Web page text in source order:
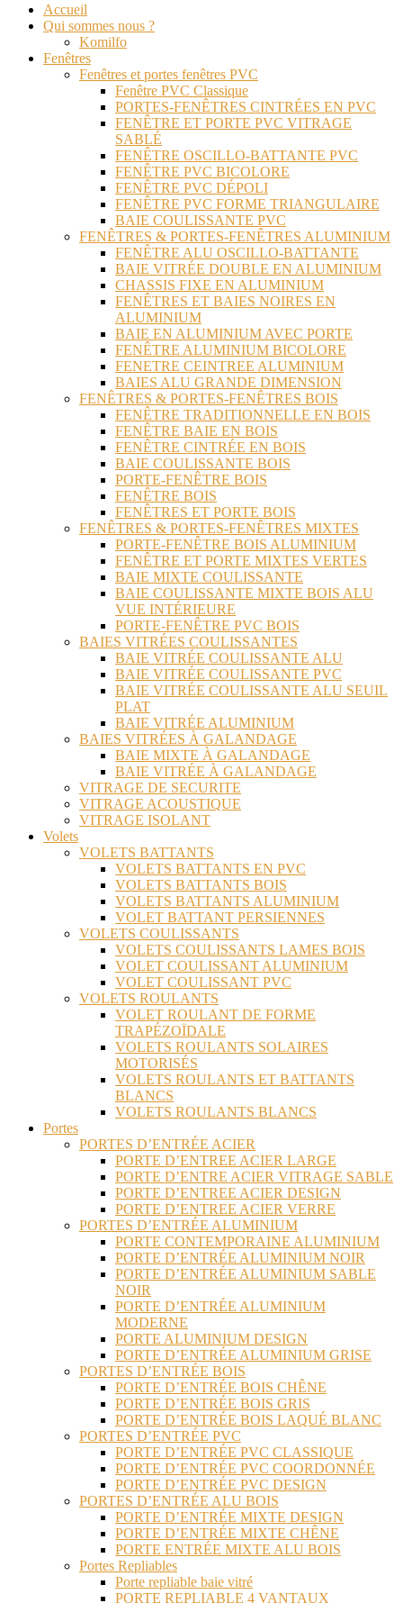
Accueil
Qui sommes nous ?
Komilfo
Fenêtres
Fenêtres et portes fenêtres PVC
Fenêtre PVC Classique
PORTES-FENÊTRES CINTRÉES EN PVC
FENÊTRE ET PORTE PVC VITRAGE
SABLÉ
FENÊTRE OSCILLO-BATTANTE PVC
FENÊTRE PVC BICOLORE
FENÊTRE PVC DÉPOLI
FENÊTRE PVC FORME TRIANGULAIRE
BAIE COULISSANTE PVC
FENÊTRES & PORTES-FENÊTRES ALUMINIUM
FENÊTRE ALU OSCILLO-BATTANTE
BAIE VITRÉE DOUBLE EN ALUMINIUM
CHASSIS FIXE EN ALUMINIUM
FENÊTRES ET BAIES NOIRES EN
ALUMINIUM
BAIE EN ALUMINIUM AVEC PORTE
FENÊTRE ALUMINIUM BICOLORE
FENETRE CEINTREE ALUMINIUM
BAIES ALU GRANDE DIMENSION
FENÊTRES & PORTES-FENÊTRES BOIS
FENÊTRE TRADITIONNELLE EN BOIS
FENÊTRE BAIE EN BOIS
FENÊTRE CINTRÉE EN BOIS
BAIE COULISSANTE BOIS
PORTE-FENÊTRE BOIS
FENÊTRE BOIS
FENÊTRES ET PORTE BOIS
FENÊTRES & PORTES-FENÊTRES MIXTES
PORTE-FENÊTRE BOIS ALUMINIUM
FENÊTRE ET PORTE MIXTES VERTES
BAIE MIXTE COULISSANTE
BAIE COULISSANTE MIXTE BOIS ALU
VUE INTÉRIEURE
PORTE-FENÊTRE PVC BOIS
BAIES VITRÉES COULISSANTES
BAIE VITRÉE COULISSANTE ALU
BAIE VITRÉE COULISSANTE PVC
BAIE VITRÉE COULISSANTE ALU SEUIL
PLAT
BAIE VITRÉE ALUMINIUM
BAIES VITRÉES À GALANDAGE
BAIE MIXTE À GALANDAGE
BAIE VITRÉE À GALANDAGE
VITRAGE DE SECURITE
VITRAGE ACOUSTIQUE
VITRAGE ISOLANT
Volets
VOLETS BATTANTS
VOLETS BATTANTS EN PVC
VOLETS BATTANTS BOIS
VOLETS BATTANTS ALUMINIUM
VOLET BATTANT PERSIENNES
VOLETS COULISSANTS
VOLETS COULISSANTS LAMES BOIS
VOLET COULISSANT ALUMINIUM
VOLET COULISSANT PVC
VOLETS ROULANTS
VOLET ROULANT DE FORME
TRAPÉZOÏDALE
VOLETS ROULANTS SOLAIRES
MOTORISÉS
VOLETS ROULANTS ET BATTANTS
BLANCS
VOLETS ROULANTS BLANCS
Portes
PORTES D’ENTRÉE ACIER
PORTE D’ENTREE ACIER LARGE
PORTE D’ENTRE ACIER VITRAGE SABLE
PORTE D’ENTREE ACIER DESIGN
PORTE D’ENTREE ACIER VERRE
PORTES D’ENTRÉE ALUMINIUM
PORTE CONTEMPORAINE ALUMINIUM
PORTE D’ENTRÉE ALUMINIUM NOIR
PORTE D’ENTRÉE ALUMINIUM SABLE
NOIR
PORTE D’ENTRÉE ALUMINIUM
MODERNE
PORTE ALUMINIUM DESIGN
PORTE D’ENTRÉE ALUMINIUM GRISE
PORTES D’ENTRÉE BOIS
PORTE D’ENTRÉE BOIS CHÊNE
PORTE D’ENTRÉE BOIS GRIS
PORTE D’ENTRÉE BOIS LAQUÉ BLANC
PORTES D’ENTRÉE PVC
PORTE D’ENTRÉE PVC CLASSIQUE
PORTE D’ENTRÉE PVC COORDONNÉE
PORTE D’ENTRÉE PVC DESIGN
PORTES D’ENTRÉE ALU BOIS
PORTE D’ENTRÉE MIXTE DESIGN
PORTE D’ENTRÉE MIXTE CHÊNE
PORTE ENTRÉE MIXTE ALU BOIS
Portes Repliables
Porte repliable baie vitré
PORTE REPLIABLE 4 VANTAUX